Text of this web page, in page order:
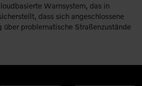
Warnsystem, das in
dass sich angeschlossene
über problematische Straßenzustände